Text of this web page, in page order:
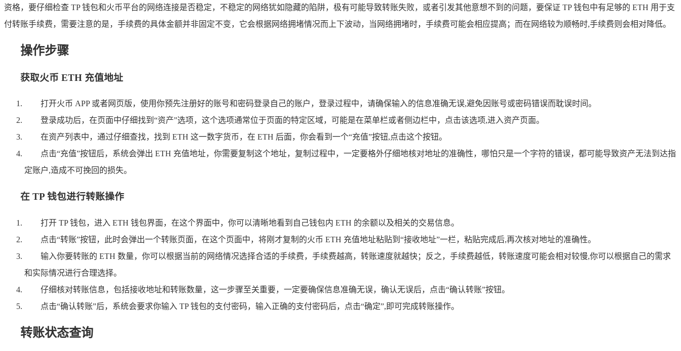
资格，要仔细检查 TP 钱包和火币平台的网络连接是否稳定，不稳定的网络犹如隐藏的陷阱，极有可能导致转账失败，或者引发其他意想不到的问题，要保证 TP 钱包中有足够的 ETH 用于支
付转账手续费，需要注意的是，手续费的具体金额并非固定不变，它会根据网络拥堵情况而上下波动，当网络拥堵时，手续费可能会相应提高；而在网络较为顺畅时,手续费则会相对降低。
操作步骤
获取火币 ETH 充值地址
打开火币 APP 或者网页版，使用你预先注册好的账号和密码登录自己的账户，登录过程中，请确保输入的信息准确无误,避免因账号或密码错误而耽误时间。
登录成功后，在页面中仔细找到“资产”选项，这个选项通常位于页面的特定区域，可能是在菜单栏或者侧边栏中，点击该选项,进入资产页面。
在资产列表中，通过仔细查找，找到 ETH 这一数字货币，在 ETH 后面，你会看到一个“充值”按钮,点击这个按钮。
点击“充值”按钮后，系统会弹出 ETH 充值地址，你需要复制这个地址，复制过程中，一定要格外仔细地核对地址的准确性，哪怕只是一个字符的错误，都可能导致资产无法到达指
定账户,造成不可挽回的损失。
在 TP 钱包进行转账操作
打开 TP 钱包，进入 ETH 钱包界面，在这个界面中，你可以清晰地看到自己钱包内 ETH 的余额以及相关的交易信息。
点击“转账”按钮，此时会弹出一个转账页面，在这个页面中，将刚才复制的火币 ETH 充值地址粘贴到“接收地址”一栏，粘贴完成后,再次核对地址的准确性。
输入你要转账的 ETH 数量，你可以根据当前的网络情况选择合适的手续费，手续费越高，转账速度就越快；反之，手续费越低，转账速度可能会相对较慢,你可以根据自己的需求
和实际情况进行合理选择。
仔细核对转账信息，包括接收地址和转账数量，这一步骤至关重要，一定要确保信息准确无误，确认无误后，点击“确认转账”按钮。
点击“确认转账”后，系统会要求你输入 TP 钱包的支付密码，输入正确的支付密码后，点击“确定”,即可完成转账操作。
转账状态查询